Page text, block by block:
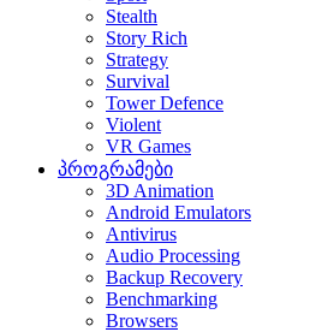
Stealth
Story Rich
Strategy
Survival
Tower Defence
Violent
VR Games
პროგრამები
3D Animation
Android Emulators
Antivirus
Audio Processing
Backup Recovery
Benchmarking
Browsers